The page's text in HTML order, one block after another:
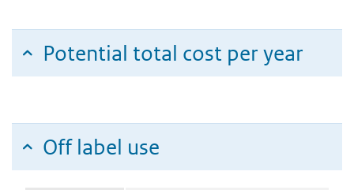
Potential total cost per year
Off label use